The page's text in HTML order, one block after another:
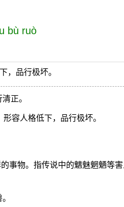
bù ruò
，品行极坏。
正。
容人格低下，品行极坏。
事物。指传说中的魑魅魍魉等